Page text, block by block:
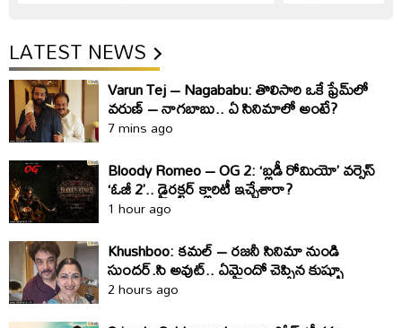
LATEST NEWS
Varun Tej – Nagababu: తొలిసారి ఒకే ఫ్రేమ్‌లో
వరుణ్‌ – నాగబాబు.. ఏ సినిమాలో అంటే?
7 mins ago
Bloody Romeo – OG 2: ‘బ్లడీ రోమియో’ వర్సెస్‌
‘ఓజీ 2’.. డైరక్టర్‌ క్లారిటీ ఇచ్చేశారా?
1 hour ago
Khushboo: కమల్‌ – రజనీ సినిమా నుండి
సుందర్‌.సి అవుట్‌.. ఏమైందో చెప్పిన కుష్బూ
2 hours ago